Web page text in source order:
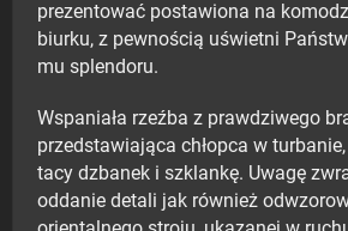
prezentować postawiona na
biurku, z pewnością uświetni
mu splendoru.
Wspaniała rzeźba z prawdziwego
przedstawiająca chłopca w
tacy dzbanek i szklankę. Uwagę
oddanie detali jak również